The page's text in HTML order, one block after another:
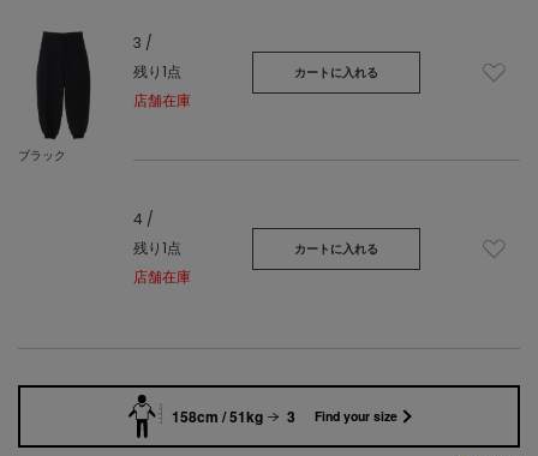
ブラック
3 /
残り1点
店舗在庫
カートに入れる
4 /
残り1点
店舗在庫
カートに入れる
158cm / 51kg 3 Find your size